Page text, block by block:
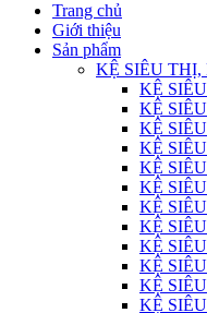
Trang chủ
Giới thiệu
Sản phẩm
KỆ SIÊU
KỆ
KỆ
KỆ
KỆ
KỆ
KỆ
KỆ
KỆ
KỆ
KỆ
KỆ
KỆ